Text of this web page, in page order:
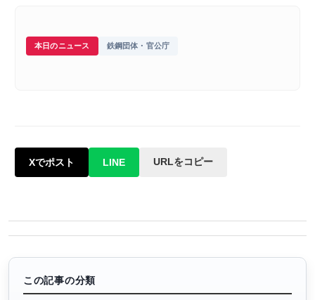
本日のニュース 鉄鋼団体・官公庁
Xでポスト LINE URLをコピー
この記事の分類